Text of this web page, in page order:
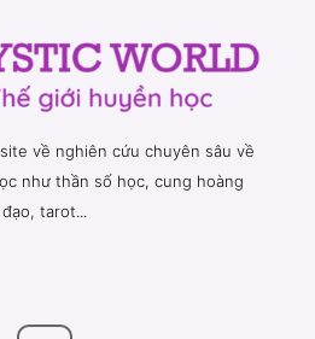
về nghiên cứu chuyên sâu về
như thần số học, cung hoàng
đạo, tarot...